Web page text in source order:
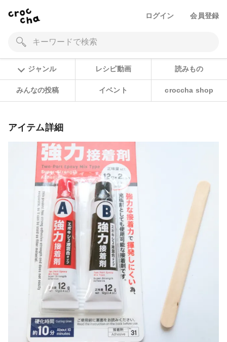
ログイン 会員登録
ジャンル レシピ動画 読みもの
みんなの投稿 イベント croccha shop
アイテム詳細